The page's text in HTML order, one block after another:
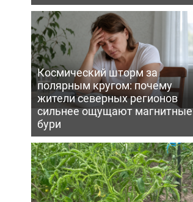
Космический шторм за
полярным кругом: почему
жители северных регионов
сильнее ощущают магнитные
бури